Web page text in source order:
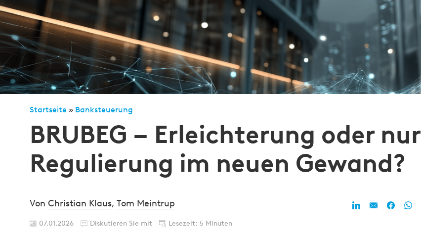
Startseite » Banksteuerung
BRUBEG – Erleichterung oder nur
Regulierung im neuen Gewand?
Von Christian Klaus, Tom Meintrup
07.01.2026 Diskutieren Sie mit Lesezeit: 5 Minuten